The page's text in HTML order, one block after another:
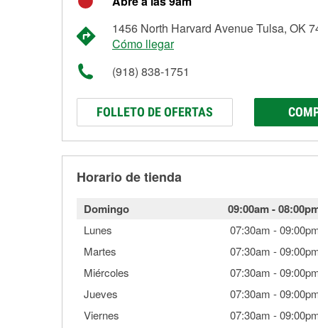
1456 North Harvard Avenue Tulsa, OK
Cómo llegar
(918) 838-1751
FOLLETO DE OFERTAS
Horario de tienda
Domingo 09:00am-
Lunes 07:30am -
Martes
07:30am -
Miércoles
07:30am -
Jueves
07:30am -
Viernes
07:30am -